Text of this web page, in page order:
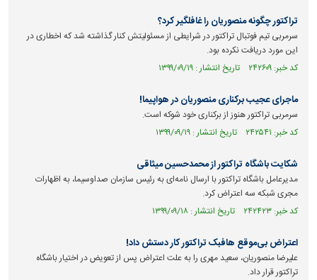
تراکتور چگونه منصوریان را غافلگیر کرد؟
سرمربی تیم فوتبال تراکتور در شرایطی از مسئولیتش کنار گذاشته شد که اخطاری در
این مورد دریافت نکرده بود.
کد خبر: ۲۴۲۶۰۹ تاریخ انتشار : ۱۳۹۹/۰۹/۱۹
ماجرای عجیب برکناری منصوریان در هواپیما!
سرمربی تراکتور هنوز از برکناری خود شوکه است.
کد خبر: ۲۴۲۵۴۱ تاریخ انتشار : ۱۳۹۹/۰۹/۱۹
شکایت باشگاه تراکتور از محمدحسین میثاقی
مدیرعامل باشگاه تراکتور با ارسال نامه‌ای به رئیس سازمان صداوسیما، به اظهارات
مجری شبکه سه اعتراض کرد.
کد خبر: ۲۴۲۴۲۳ تاریخ انتشار : ۱۳۹۹/۰۹/۱۸
اعتراض بی‌موقع هافبک تراکتور کار دستش داد!
علیرضا منصوریان، سعید مهری را به علت اعتراض پس از تعویض در اختیار باشگاه
تراکتور قرار داد.